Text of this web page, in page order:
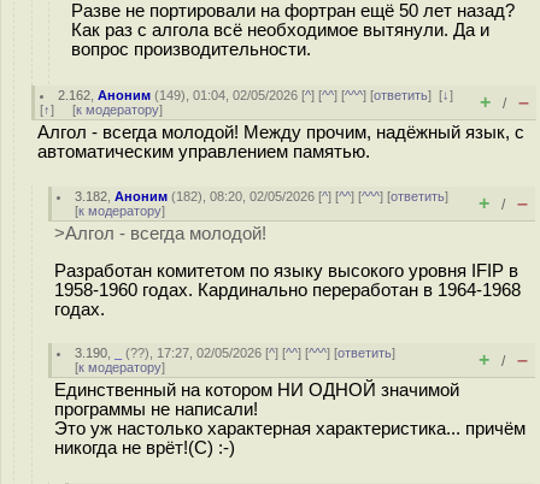
Разве не портировали на фортран ещё 50 лет назад?
Как раз с алгола всё необходимое вытянули. Да и
вопрос производительности.
2.162 ,Аноним (149), 01:04, 02/05/2026 [^] [^^] [^^^] [ответить][↓]
[↑] [к модератору] + / –
Алгол - всегда молодой! Между прочим, надёжный язык, с
автоматическим управлением памятью.
3.182 ,Аноним (182), 08:20, 02/05/2026 [^] [^^] [^^^] [ответить]
[к модератору] + / –
>Алгол - всегда молодой!
Разработан комитетом по языку высокого уровня IFIP в
1958-1960 годах. Кардинально переработан в 1964-1968
годах.
3.190 (??), 17:27, 02/05/2026 [^] [^^] [^^^] [ответить]
[к модератору] + / –
Единственный на котором НИ ОДНОЙ значимой
программы не написали!
Это уж настолько характерная характеристика... причём
никогда не врёт!(С) :-)